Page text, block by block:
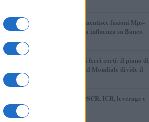
2
Crédit Agricole smentisce fusioni Mps-
Bpm ma conferma influenza su Banco
Fifa e Concacaf ai ferri corti: il piano di
privatizzazione del Mondiale divide il
4
Guida pratica a DSCR, ICR, leverage e